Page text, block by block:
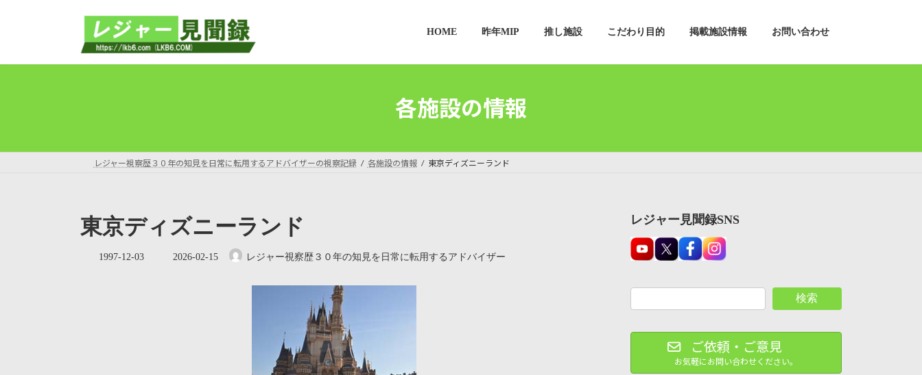
プ
動
HOME 昨年MIP 推し施設 こだわり目的 掲載施設情報 お問い合わせ
各施設の情報
レジャー視察歴３０年の知見を日常に転用するアドバイザーの視察記録 各施設の情報 東京ディズニーランド
東京ディズニーランド
1997-12-03
最
2026-02-15 レジャー視察歴３０年の知見を日常に転用するアドバイザー
レジャー見聞録SNS
検索
ご依頼・ご意見
お気軽にお問い合わせください。